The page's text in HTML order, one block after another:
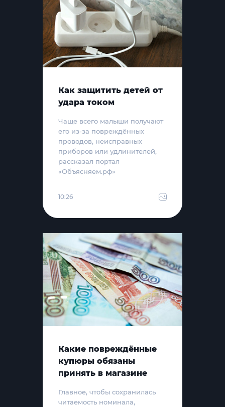
Как защитить детей от
удара током
Чаще всего малыши получают
его из-за повреждённых
проводов, неисправных
приборов или удлинителей,
рассказал портал
«Объясняем.рф»
10:26
Какие повреждённые
купюры обязаны
принять в магазине
Главное, чтобы сохранилась
читаемость номинала,